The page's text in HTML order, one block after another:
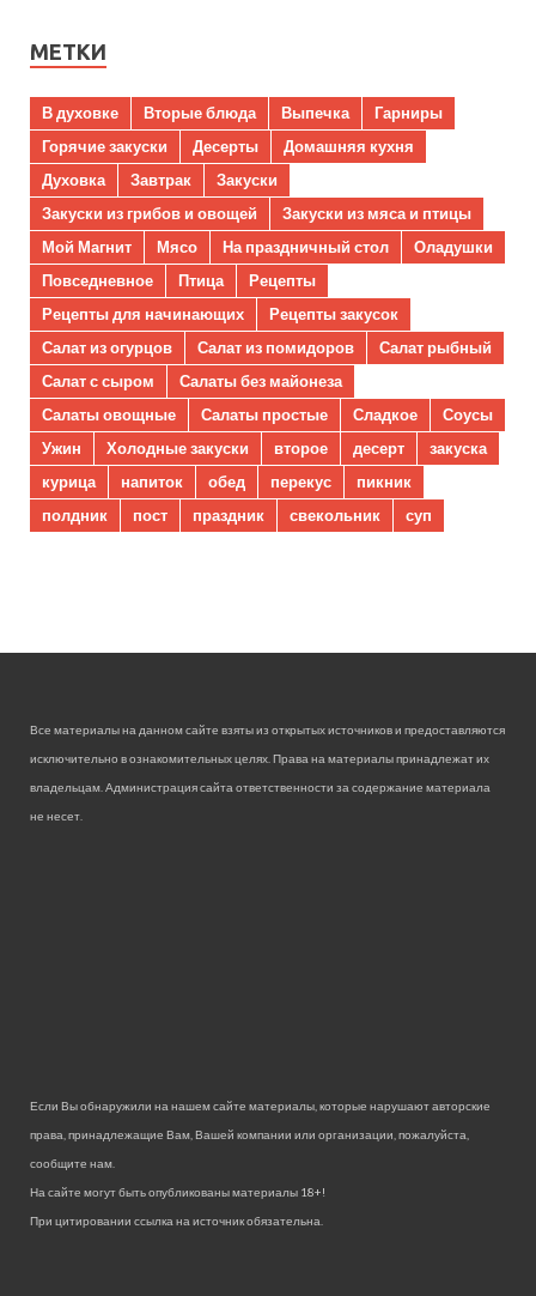
МЕТКИ
В духовке Вторые блюда Выпечка
Гарниры
Горячие закуски
Десерты
Домашняя кухня
Духовка
Завтрак
Закуски
Закуски из грибов и овощей
Закуски из мяса и птицы
Мой Магнит
Мясо На праздничный стол
Оладушки
Повседневное
Птица
Рецепты
Рецепты для начинающих
Рецепты закусок
Салат из огурцов
Салат из помидоров
Салат рыбный
Салат с сыром
Салаты без майонеза
Салаты овощные
Салаты простые Сладкое
Соусы
Ужин
Холодные закуски второе десерт
закуска
курица
напиток обед перекус
пикник
полдник
пост праздник свекольник суп
Все материалы на данном сайте взяты из открытых источников и предоставляются
исключительно в ознакомительных целях. Права на материалы принадлежат их
владельцам. Администрация сайта ответственности за содержание материала
не несет.
Если Вы обнаружили на нашем сайте материалы, которые нарушают авторские
права, принадлежащие Вам, Вашей компании или организации, пожалуйста,
сообщите нам.
На сайте могут быть опубликованы материалы 18+!
При цитировании ссылка на источник обязательна.